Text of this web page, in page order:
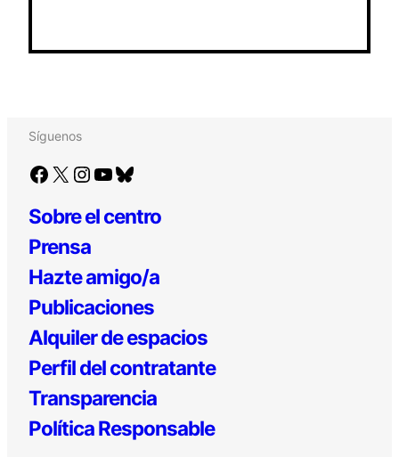
Síguenos
Facebook X Instagram YouTube Bluesky
Sobre el centro
Prensa
Hazte amigo/a
Publicaciones
Alquiler de espacios
Perfil del contratante
Transparencia
Política Responsable